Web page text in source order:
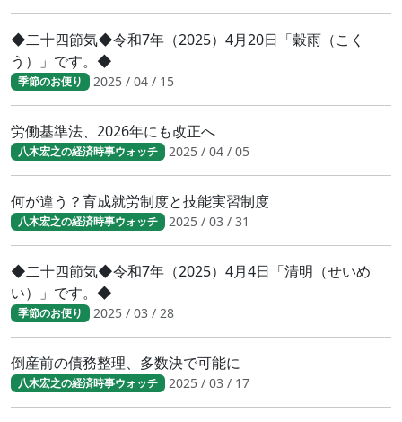
◆二十四節気◆令和7年（2025）4月20日「穀雨（こく
う）」です。◆
季節のお便り 2025 / 04 / 15
労働基準法、2026年にも改正へ
八木宏之の経済時事ウォッチ 2025 / 04 / 05
何が違う？育成就労制度と技能実習制度
八木宏之の経済時事ウォッチ 2025 / 03 / 31
◆二十四節気◆令和7年（2025）4月4日「清明（せいめ
い）」です。◆
季節のお便り 2025 / 03 / 28
倒産前の債務整理、多数決で可能に
八木宏之の経済時事ウォッチ 2025 / 03 / 17